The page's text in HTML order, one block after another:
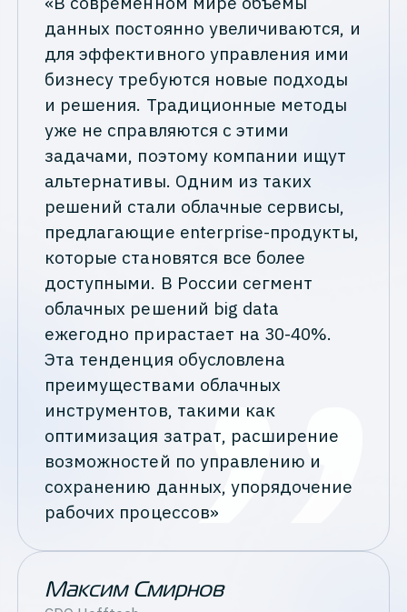
данных постоянно увеличиваются, и
для эффективного управления ими
бизнесу требуются новые подходы
и решения. Традиционные методы
уже не справляются с этими
задачами, поэтому компании ищут
альтернативы. Одним из таких
решений стали облачные сервисы,
предлагающие enterprise-продукты,
которые становятся все более
доступными. В России сегмент
облачных решений big data
ежегодно прирастает на 30-40%.
Эта тенденция обусловлена
преимуществами облачных
инструментов, такими как
оптимизация затрат, расширение
возможностей по управлению и
сохранению данных, упорядочение
рабочих процессов»
Максим Смирнов